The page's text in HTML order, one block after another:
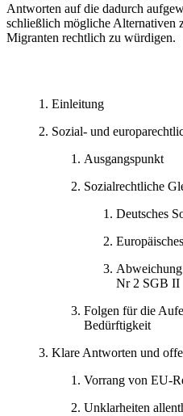
Antworten auf die dadurch
schließlich mögliche Alternativen
Migranten rechtlich zu würdigen.
Einleitung
Sozial- und
Ausgangspunkt
Sozialrechtliche
Deutsches
Nr 2 SGB II
Folgen für die
Bedürftigkeit
Klare Antworten und
Vorrang von EU-
Unklarheiten